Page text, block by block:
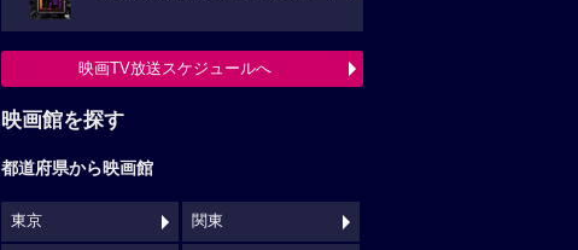
映画TV放送スケジュールへ
映画館を探す
都道府県から映画館
東京 関東